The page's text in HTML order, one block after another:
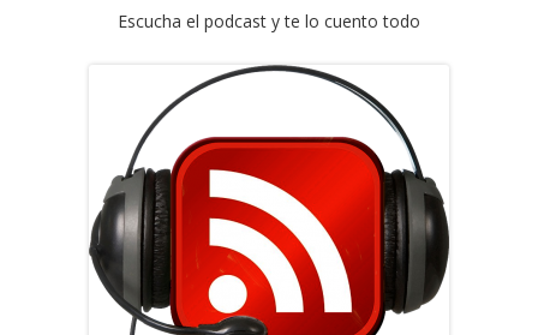
Escucha el podcast y te lo cuento todo